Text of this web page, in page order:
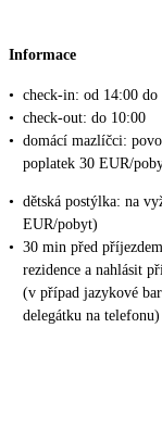
Informace
• check-in: od 14:00 do
• check-out: do 10:00
• domácí mazlíčci:
poplatek 30 EUR/
• dětská postýlka: na
EUR/pobyt)
• 30 min před
rezidence a nahlásit
(v případ jazykové
delegátku na telefonu)